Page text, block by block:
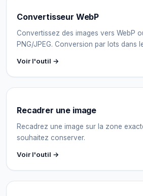
Convertisseur WebP
Convertissez des images vers WebP
PNG/JPEG. Conversion par lots dans
Voir l'outil →
Recadrer une image
Recadrez une image sur la zone
souhaitez conserver.
Voir l'outil →